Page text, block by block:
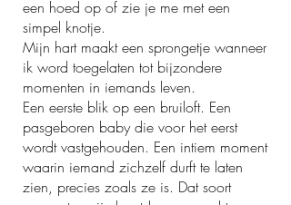
een hoed op of zie je me met een
simpel knotje.
Mijn hart maakt een sprongetje wanneer
ik word toegelaten tot bijzondere
momenten in iemands leven.
Een eerste blik op een bruiloft. Een
pasgeboren baby die voor het eerst
wordt vastgehouden. Een intiem moment
waarin iemand zichzelf durft te laten
zien, precies zoals ze is. Dat soort